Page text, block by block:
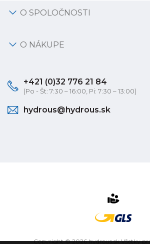
O SPOLOČNOSTI
O NÁKUPE
+421 (0)32 776 21 84
(Po - Št: 7:30 – 16:00, Pi: 7:30 – 13:00)
hydrous@hydrous.sk
Copyright © 2026 hydrous.sk Všetky